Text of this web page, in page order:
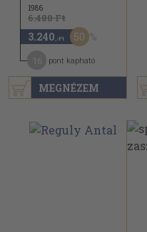
MEGNÉZEM
1986
6.480 Ft
3.240 ,-Ft 50
pont kapható